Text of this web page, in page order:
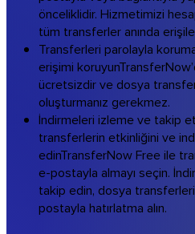
önceliklidir. Hizmetimizi
tüm transferler anında
Transferleri parolayla
erişimi koruyun
ücretsizdir ve dosya
oluşturmanız gerekmez.
İndirmeleri izleme ve takip
transferlerin etkinliğini ve
edinTransferNow Free ile
e-postayla almayı seçin.
takip edin, dosya
postayla hatırlatma alın.